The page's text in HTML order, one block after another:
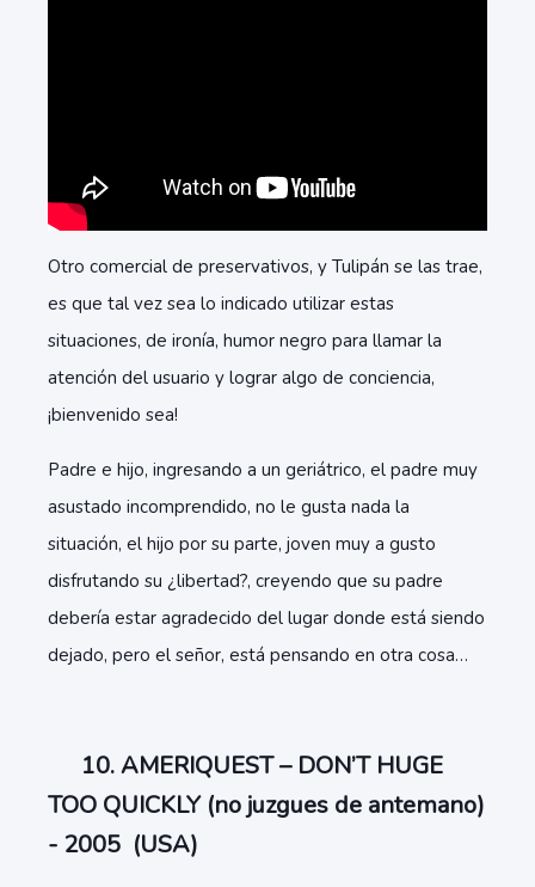
Otro comercial de preservativos, y Tulipán se las trae,
es que tal vez sea lo indicado utilizar estas
situaciones, de ironía, humor negro para llamar la
atención del usuario y lograr algo de conciencia,
¡bienvenido sea!
Padre e hijo, ingresando a un geriátrico, el padre muy
asustado incomprendido, no le gusta nada la
situación, el hijo por su parte, joven muy a gusto
disfrutando su ¿libertad?, creyendo que su padre
debería estar agradecido del lugar donde está siendo
dejado, pero el señor, está pensando en otra cosa…
10. AMERIQUEST – DON’T HUGE
TOO QUICKLY (no juzgues de antemano)
- 2005 (USA)